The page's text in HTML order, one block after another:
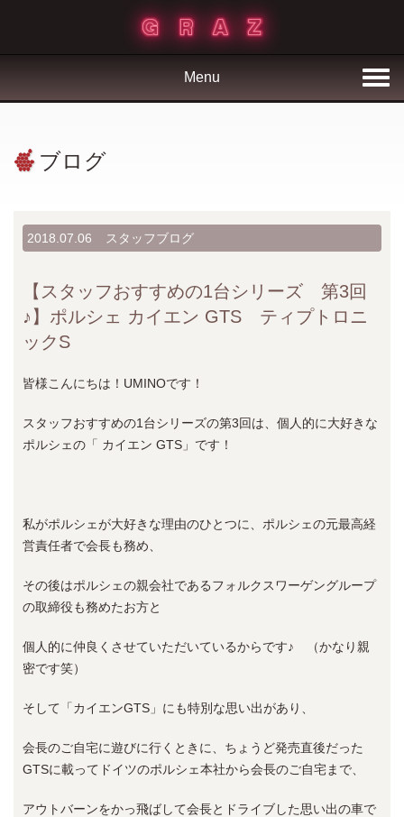
Menu
ブログ
2018.07.06 スタッフブログ
【スタッフおすすめの1台シリーズ 第3回
♪】ポルシェ カイエン GTS ティプトロニ
ックS
皆様こんにちは！UMINOです！
スタッフおすすめの1台シリーズの第3回は、個人的に大好きな
ポルシェの「 カイエン GTS」です！
私がポルシェが大好きな理由のひとつに、ポルシェの元最高経
営責任者で会長も務め、
その後はポルシェの親会社であるフォルクスワーゲングループ
の取締役も務めたお方と
個人的に仲良くさせていただいているからです♪ （かなり親
密です笑）
そして「カイエンGTS」にも特別な思い出があり、
会長のご自宅に遊びに行くときに、ちょうど発売直後だった
GTSに載ってドイツのポルシェ本社から会長のご自宅まで、
アウトバーンをかっ飛ばして会長とドライブした思い出の車で